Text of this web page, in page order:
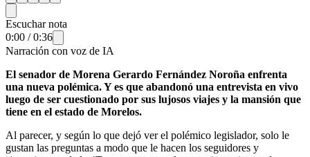
Escuchar nota
0:00 /0:36
Narración con voz de IA
El senador de Morena Gerardo Fernández Noroña enfrenta
una nueva polémica. Y es que abandonó una entrevista en vivo
luego de ser cuestionado por sus lujosos viajes y la mansión que
tiene en el estado de Morelos.
Al parecer, y según lo que dejó ver el polémico legislador, solo le
gustan las preguntas a modo que le hacen los seguidores y